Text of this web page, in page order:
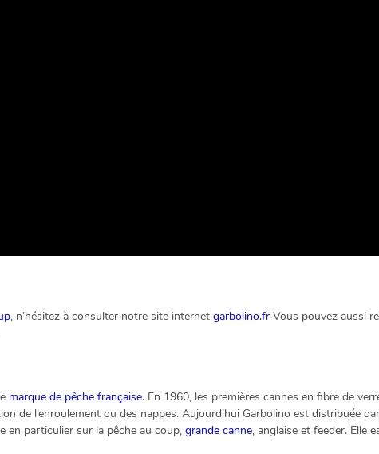
, n’hésitez à consulter notre site internet garbolino.fr Vous pouvez aussi
marque de pêche française. En 1960, les premières cannes en fibre de
de l’enroulement ou des nappes. Aujourd’hui Garbolino est distribuée
en particulier sur la pêche au coup, grande canne, anglaise et feeder. Elle